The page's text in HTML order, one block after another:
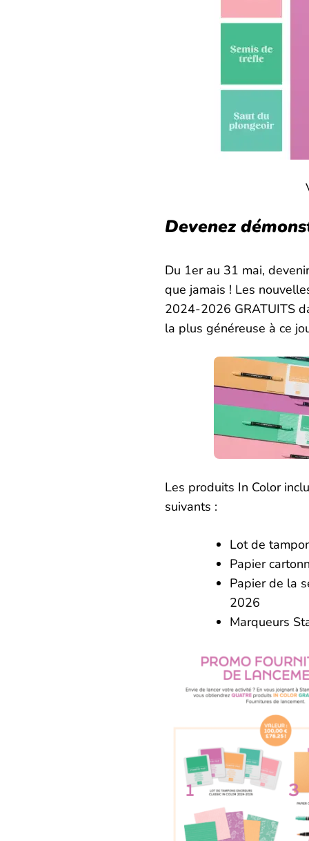
Devenez
Du 1er au 31 mai,
que jamais ! Les
2024-2026 GRATUITS
la plus généreuse à ce
Les produits In Color
suivants :
Lot de
Papier
Papier de la
2026
Marqueurs